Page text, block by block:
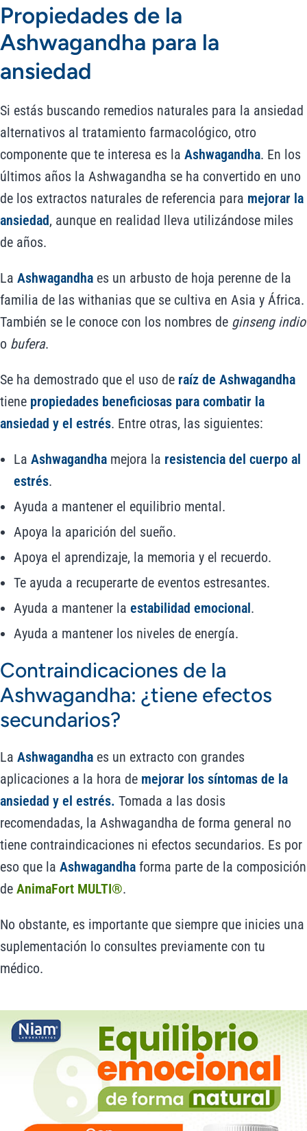
Propiedades de la
Ashwagandha para la
ansiedad
Si estás buscando remedios naturales para la ansiedad
alternativos al tratamiento farmacológico, otro
componente que te interesa es la Ashwagandha. En los
últimos años la Ashwagandha se ha convertido en uno
de los extractos naturales de referencia para mejorar la
ansiedad, aunque en realidad lleva utilizándose miles
de años.
La Ashwagandha es un arbusto de hoja perenne de la
familia de las withanias que se cultiva en Asia y África.
También se le conoce con los nombres de ginseng indio
o bufera.
Se ha demostrado que el uso de raíz de Ashwagandha
tiene propiedades beneficiosas para combatir la
ansiedad y el estrés. Entre otras, las siguientes:
La Ashwagandha mejora la resistencia del cuerpo al
estrés.
Ayuda a mantener el equilibrio mental.
Apoya la aparición del sueño.
Apoya el aprendizaje, la memoria y el recuerdo.
Te ayuda a recuperarte de eventos estresantes.
Ayuda a mantener la estabilidad emocional.
Ayuda a mantener los niveles de energía.
Contraindicaciones de la
Ashwagandha: ¿tiene efectos
secundarios?
La Ashwagandha es un extracto con grandes
aplicaciones a la hora de mejorar los síntomas de la
ansiedad y el estrés. Tomada a las dosis
recomendadas, la Ashwagandha de forma general no
tiene contraindicaciones ni efectos secundarios. Es por
eso que la Ashwagandha forma parte de la composición
de AnimaFort MULTI®.
No obstante, es importante que siempre que inicies una
suplementación lo consultes previamente con tu
médico.